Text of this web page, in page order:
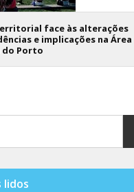
face às alterações
e implicações na Área
Porto
lidos